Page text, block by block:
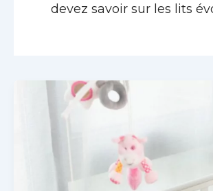
devez savoir sur les lits